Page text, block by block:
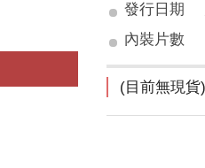
發行日期
內裝片數
(目前無現貨)